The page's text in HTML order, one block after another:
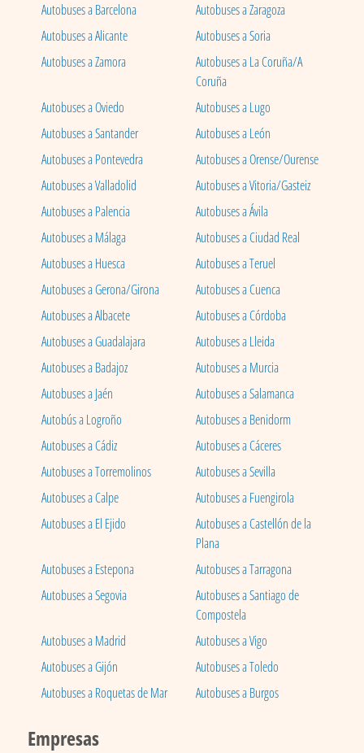
Autobuses a Barcelona
Autobuses a Zaragoza
Autobuses a Alicante
Autobuses a Soria
Autobuses a Zamora
Autobuses a La Coruña/A
Coruña
Autobuses a Oviedo
Autobuses a Lugo
Autobuses a Santander
Autobuses a León
Autobuses a Pontevedra
Autobuses a Orense/Ourense
Autobuses a Valladolid
Autobuses a Vitoria/Gasteiz
Autobuses a Palencia
Autobuses a Ávila
Autobuses a Málaga
Autobuses a Ciudad Real
Autobuses a Huesca
Autobuses a Teruel
Autobuses a Gerona/Girona
Autobuses a Cuenca
Autobuses a Albacete
Autobuses a Córdoba
Autobuses a Guadalajara
Autobuses a Lleida
Autobuses a Badajoz
Autobuses a Murcia
Autobuses a Jaén
Autobuses a Salamanca
Autobús a Logroño
Autobuses a Benidorm
Autobuses a Cádiz
Autobuses a Cáceres
Autobuses a Torremolinos
Autobuses a Sevilla
Autobuses a Calpe
Autobuses a Fuengirola
Autobuses a El Ejido
Autobuses a Castellón de la
Plana
Autobuses a Estepona
Autobuses a Tarragona
Autobuses a Segovia
Autobuses a Santiago de
Compostela
Autobuses a Madrid
Autobuses a Vigo
Autobuses a Gijón
Autobuses a Toledo
Autobuses a Roquetas de Mar
Autobuses a Burgos
Empresas